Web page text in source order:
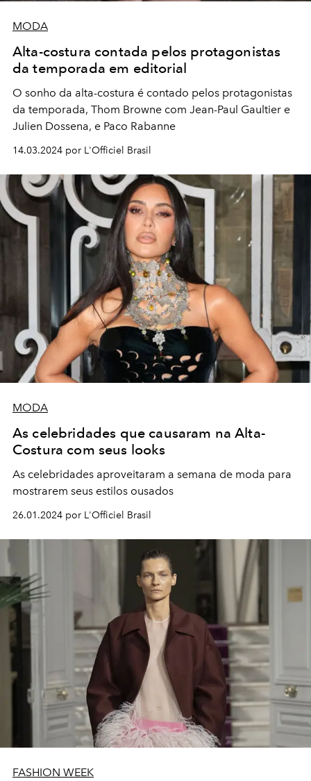
MODA
Alta-costura contada pelos protagonistas
da temporada em editorial
O sonho da alta-costura é contado pelos protagonistas
da temporada, Thom Browne com Jean-Paul Gaultier e
Julien Dossena, e Paco Rabanne
14.03.2024 por L'Officiel Brasil
MODA
As celebridades que causaram na Alta-
Costura com seus looks
As celebridades aproveitaram a semana de moda para
mostrarem seus estilos ousados
26.01.2024 por L'Officiel Brasil
FASHION WEEK